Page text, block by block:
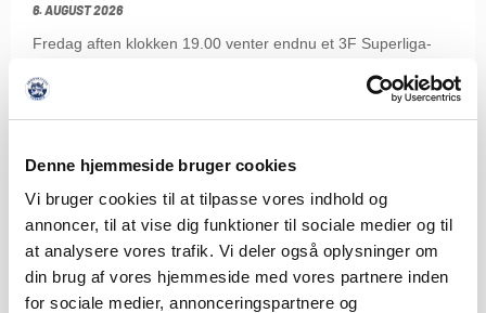
Denne hjemmeside bruger cookies
Vi bruger cookies til at tilpasse vores indhold og
annoncer, til at vise dig funktioner til sociale medier og til
at analysere vores trafik. Vi deler også oplysninger om
din brug af vores hjemmeside med vores partnere inden
for sociale medier, annonceringspartnere og
6. AUGUST 2026
Fredag aften klokken 19.00 venter endnu et 3F Superliga-
LÆS MERE